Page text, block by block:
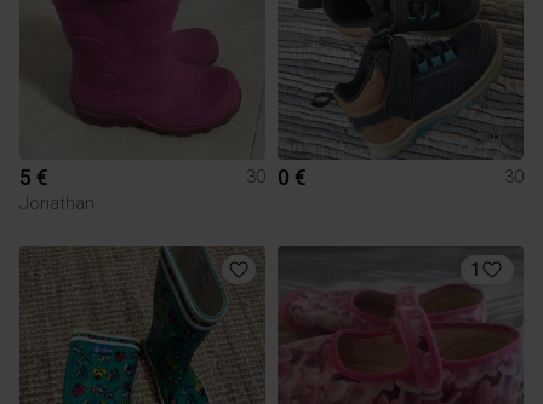
5 €
30
Jonathan
0 € 30
1